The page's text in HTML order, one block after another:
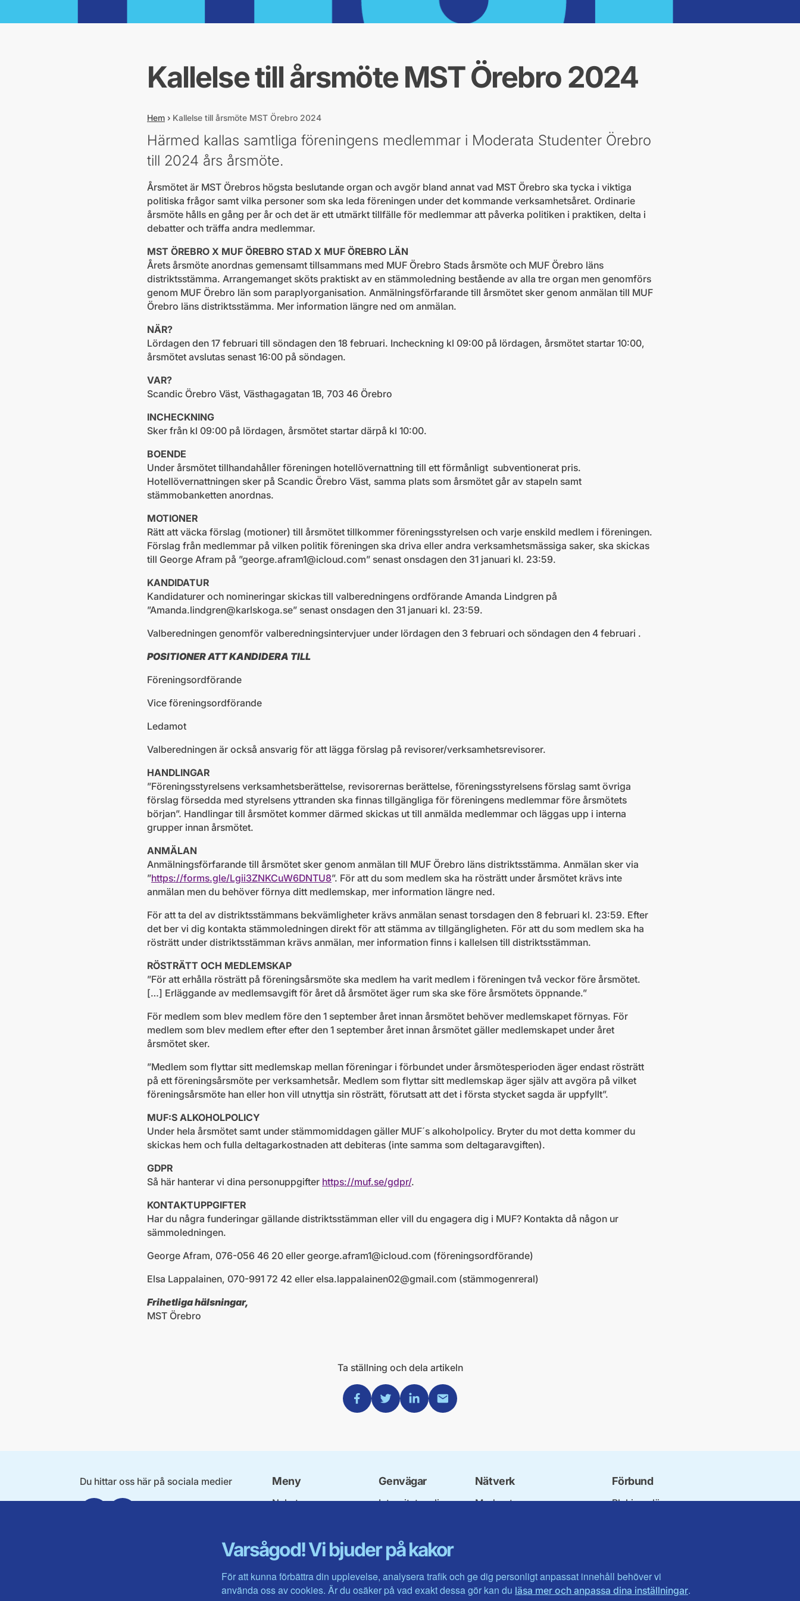
Varsågod! Vi bjuder på kakor
För att kunna förbättra din upplevelse, analysera trafik och ge dig personligt anpassat innehåll behöver vi
använda oss av cookies. Är du osäker på vad exakt dessa gör kan du läsa mer och anpassa dina inställningar.
Kallelse till årsmöte MST Örebro 2024
Hem › Kallelse till årsmöte MST Örebro 2024
Härmed kallas samtliga föreningens medlemmar i Moderata Studenter Örebro
till 2024 års årsmöte.
Årsmötet är MST Örebros högsta beslutande organ och avgör bland annat vad MST Örebro ska tycka i viktiga
politiska frågor samt vilka personer som ska leda föreningen under det kommande verksamhetsåret. Ordinarie
årsmöte hålls en gång per år och det är ett utmärkt tillfälle för medlemmar att påverka politiken i praktiken, delta i
debatter och träffa andra medlemmar.
MST ÖREBRO X MUF ÖREBRO STAD X MUF ÖREBRO LÄN
Årets årsmöte anordnas gemensamt tillsammans med MUF Örebro Stads årsmöte och MUF Örebro läns
distriktsstämma. Arrangemanget sköts praktiskt av en stämmoledning bestående av alla tre organ men genomförs
genom MUF Örebro län som paraplyorganisation. Anmälningsförfarande till årsmötet sker genom anmälan till MUF
Örebro läns distriktsstämma. Mer information längre ned om anmälan.
NÄR?
Lördagen den 17 februari till söndagen den 18 februari. Incheckning kl 09:00 på lördagen, årsmötet startar 10:00,
årsmötet avslutas senast 16:00 på söndagen.
VAR?
Scandic Örebro Väst, Västhagagatan 1B, 703 46 Örebro
INCHECKNING
Sker från kl 09:00 på lördagen, årsmötet startar därpå kl 10:00.
BOENDE
Under årsmötet tillhandahåller föreningen hotellövernattning till ett förmånligt subventionerat pris.
Hotellövernattningen sker på Scandic Örebro Väst, samma plats som årsmötet går av stapeln samt
stämmobanketten anordnas.
MOTIONER
Rätt att väcka förslag (motioner) till årsmötet tillkommer föreningsstyrelsen och varje enskild medlem i föreningen.
Förslag från medlemmar på vilken politik föreningen ska driva eller andra verksamhetsmässiga saker, ska skickas
till George Afram på ”george.afram1@icloud.com” senast onsdagen den 31 januari kl. 23:59.
KANDIDATUR
Kandidaturer och nomineringar skickas till valberedningens ordförande Amanda Lindgren på
”Amanda.lindgren@karlskoga.se” senast onsdagen den 31 januari kl. 23:59.
Valberedningen genomför valberedningsintervjuer under lördagen den 3 februari och söndagen den 4 februari .
POSITIONER ATT KANDIDERA TILL
Föreningsordförande
Vice föreningsordförande
Ledamot
Valberedningen är också ansvarig för att lägga förslag på revisorer/verksamhetsrevisorer.
HANDLINGAR
”Föreningsstyrelsens verksamhetsberättelse, revisorernas berättelse, föreningsstyrelsens förslag samt övriga
förslag försedda med styrelsens yttranden ska finnas tillgängliga för föreningens medlemmar före årsmötets
början”. Handlingar till årsmötet kommer därmed skickas ut till anmälda medlemmar och läggas upp i interna
grupper innan årsmötet.
ANMÄLAN
Anmälningsförfarande till årsmötet sker genom anmälan till MUF Örebro läns distriktsstämma. Anmälan sker via
”https://forms.gle/Lgii3ZNKCuW6DNTU8”. För att du som medlem ska ha rösträtt under årsmötet krävs inte
anmälan men du behöver förnya ditt medlemskap, mer information längre ned.
För att ta del av distriktsstämmans bekvämligheter krävs anmälan senast torsdagen den 8 februari kl. 23:59. Efter
det ber vi dig kontakta stämmoledningen direkt för att stämma av tillgängligheten. För att du som medlem ska ha
rösträtt under distriktsstämman krävs anmälan, mer information finns i kallelsen till distriktsstämman.
RÖSTRÄTT OCH MEDLEMSKAP
”För att erhålla rösträtt på föreningsårsmöte ska medlem ha varit medlem i föreningen två veckor före årsmötet.
[…] Erläggande av medlemsavgift för året då årsmötet äger rum ska ske före årsmötets öppnande.”
För medlem som blev medlem före den 1 september året innan årsmötet behöver medlemskapet förnyas. För
medlem som blev medlem efter efter den 1 september året innan årsmötet gäller medlemskapet under året
årsmötet sker.
”Medlem som flyttar sitt medlemskap mellan föreningar i förbundet under årsmötesperioden äger endast rösträtt
på ett föreningsårsmöte per verksamhetsår. Medlem som flyttar sitt medlemskap äger själv att avgöra på vilket
föreningsårsmöte han eller hon vill utnyttja sin rösträtt, förutsatt att det i första stycket sagda är uppfyllt”.
MUF:S ALKOHOLPOLICY
Under hela årsmötet samt under stämmomiddagen gäller MUF´s alkoholpolicy. Bryter du mot detta kommer du
skickas hem och fulla deltagarkostnaden att debiteras (inte samma som deltagaravgiften).
GDPR
Så här hanterar vi dina personuppgifter https://muf.se/gdpr/.
KONTAKTUPPGIFTER
Har du några funderingar gällande distriktsstämman eller vill du engagera dig i MUF? Kontakta då någon ur
sämmoledningen.
George Afram, 076-056 46 20 eller george.afram1@icloud.com (föreningsordförande)
Elsa Lappalainen, 070-991 72 42 eller elsa.lappalainen02@gmail.com (stämmogenreral)
Frihetliga hälsningar,
MST Örebro
Ta ställning och dela artikeln
Dela via Facebook
Dela via Twitter
Dela via Linkedin
Dela via Mail
Du hittar oss här på sociala medier
FacebookInstagram
Meny
Nyheter
Aktiviteter
Förbundsstyrelsen
Kontakta oss
Genvägar
Integritetspolicy
Intranätet
Nätverk
Moderata
Jarl Hjalmarson
Stiftelsen
Förbund
Blekinge län
Visa fler ...